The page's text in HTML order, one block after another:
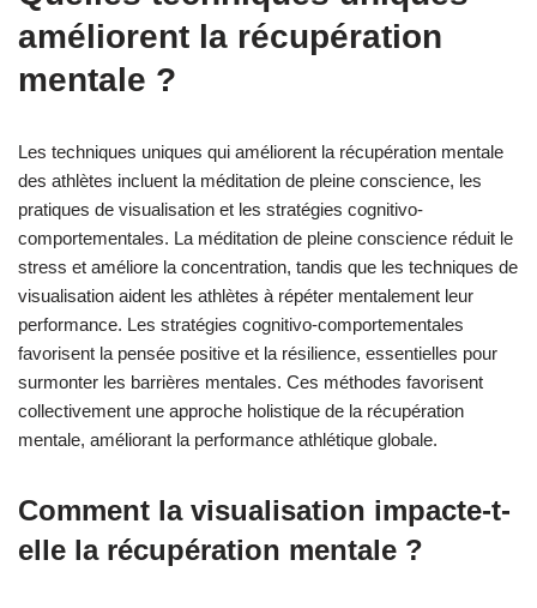
améliorent la récupération
mentale ?
Les techniques uniques qui améliorent la récupération mentale
des athlètes incluent la méditation de pleine conscience, les
pratiques de visualisation et les stratégies cognitivo-
comportementales. La méditation de pleine conscience réduit le
stress et améliore la concentration, tandis que les techniques de
visualisation aident les athlètes à répéter mentalement leur
performance. Les stratégies cognitivo-comportementales
favorisent la pensée positive et la résilience, essentielles pour
surmonter les barrières mentales. Ces méthodes favorisent
collectivement une approche holistique de la récupération
mentale, améliorant la performance athlétique globale.
Comment la visualisation impacte-t-
elle la récupération mentale ?